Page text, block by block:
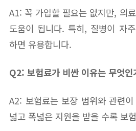
A1: 꼭 가입할 필요는 없지만, 의
도움이 됩니다. 특히, 질병이 자
하면 유용합니다.
Q2: 보험료가 비싼 이유는 무엇인
A2: 보험료는 보장 범위와 관련
넓고 폭넓은 지원을 받을 수록 보